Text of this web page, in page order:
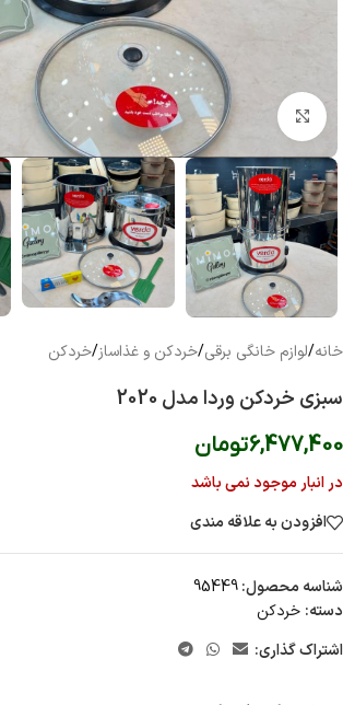
بزرگنمایی تصویر
خانه/لوازم خانگی برقی/خردکن و غذاساز/خردکن
سبزی خردکن وردا مدل 2020
6,477,400تومان
در انبار موجود نمی باشد
افزودن به علاقه مندی
شناسه محصول:95449
دسته: خردکن
اشتراک گذاری: